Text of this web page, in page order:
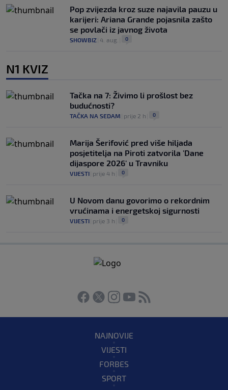
Pop zvijezda kroz suze najavila pauzu u
karijeri: Ariana Grande pojasnila zašto
se povlači iz javnog života
SHOWBIZ 4. aug. 0
N1 KVIZ
Tačka na 7: Živimo li prošlost bez
budućnosti?
TAČKA NA SEDAM prije 2 h 0
Marija Šerifović pred više hiljada
posjetitelja na Piroti zatvorila 'Dane
dijaspore 2026' u Travniku
VIJESTI prije 4 h 0
U Novom danu govorimo o rekordnim
vrućinama i energetskoj sigurnosti
VIJESTI prije 3 h 0
NAJNOVIJE
VIJESTI
FORBES
SPORT